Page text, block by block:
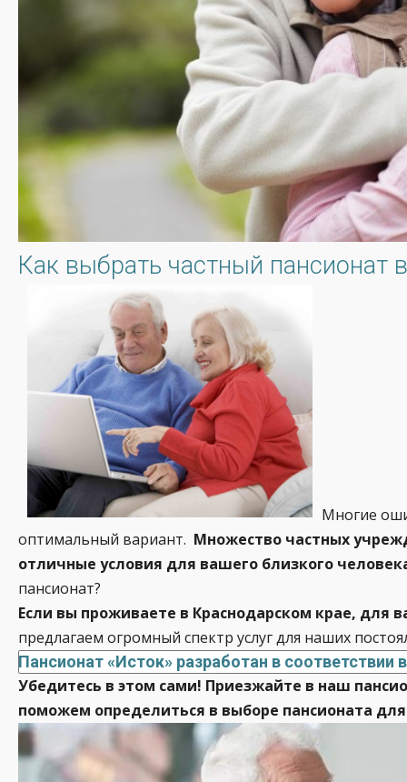
Как выбрать частный пансионат
Многие
оптимальный вариант. Множество частных
отличные условия для вашего близкого
пансионат?
Если вы проживаете в Краснодарском крае, для
предлагаем огромный спектр услуг для наших
Пансионат «Исток» разработан в
Убедитесь в этом сами! Приезжайте в наш
поможем определиться в выборе пансионата